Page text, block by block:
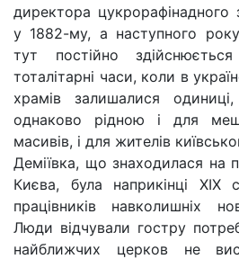
директора цукрорафінадного
у 1882-му, а наступного року
тут постійно
тоталітарні часи, коли в
храмів залишалися
однаково рідною і для
масивів, і для жителів
Деміївка, що знаходилася на
Києва, була наприкінці ХІХ
працівників навколишніх
Люди відчували гостру
найближчих церков не